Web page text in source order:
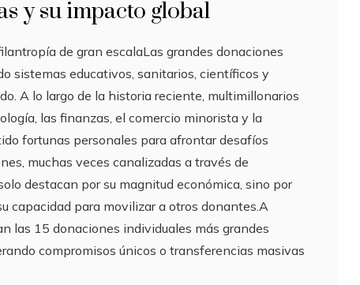
y su impacto global
de gran escalaLas grandes donaciones
sistemas educativos, sanitarios, científicos y
A lo largo de la historia reciente, multimillonarios
las finanzas, el comercio minorista y la
fortunas personales para afrontar desafíos
muchas veces canalizadas a través de
destacan por su magnitud económica, sino por
capacidad para movilizar a otros donantes.A
las 15 donaciones individuales más grandes
compromisos únicos o transferencias masivas